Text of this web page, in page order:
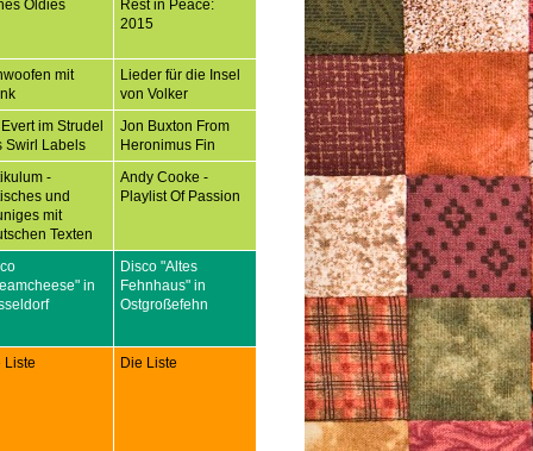
Oldies
Rest in Peace:
2015
mit
Lieder für die Insel
von Volker
im Strudel
Swirl Labels
Jon Buxton From
Heronimus Fin
-
und
mit
Texten
Andy Cooke -
Playlist Of Passion
in
Disco "Altes
Fehnhaus" in
Ostgroßefehn
Liste Die Liste